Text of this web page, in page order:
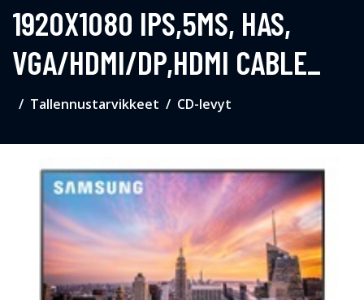
1920X1080 IPS,5MS, HAS,
VGA/HDMI/DP,HDMI CABLE_
Tallennustarvikkeet CD-levyt